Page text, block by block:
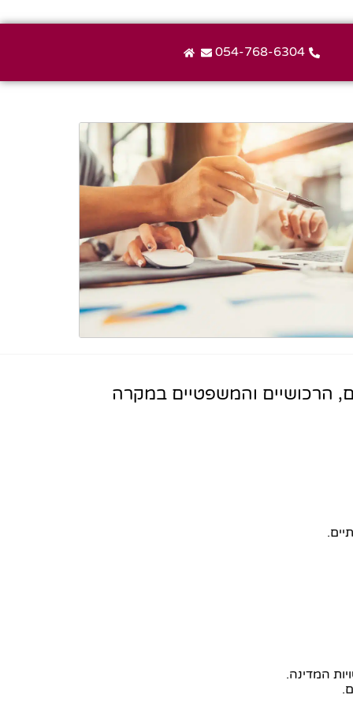
054-768-6304
הרכושיים והמשפטיים במקרה
המדינה.